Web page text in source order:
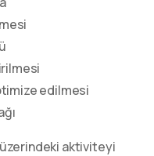
edilmesi
aktiviteyi